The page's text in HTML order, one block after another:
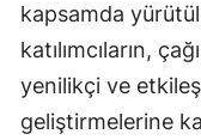
kapsamda
katılımcıların,
yenilikçi ve
geliştirmelerine